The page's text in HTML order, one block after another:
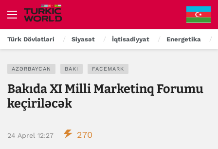
Türk Dövlətləri Siyasət İqtisadiyyat Energetika
AZƏRBAYCAN BAKI FACEMARK
Bakıda XI Milli Marketinq Forumu
keçiriləcək
24 Aprel 12:27 270